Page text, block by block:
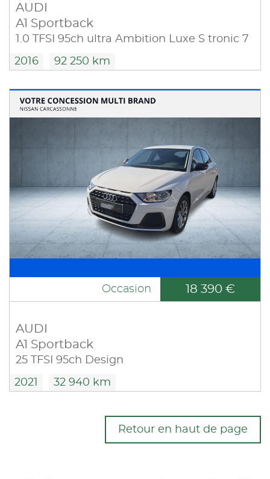
AUDI
A1 Sportback
1.0 TFSI 95ch ultra Ambition Luxe S tronic 7
2016 92 250 km
Occasion 18 390 €
AUDI
A1 Sportback
25 TFSI 95ch Design
2021 32 940 km
Retour en haut de page